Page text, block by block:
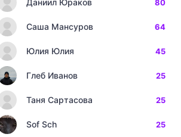
Даниил Юраков 80
Саша Мансуров 64
Юлия Юлия 45
Глеб Иванов 25
Таня Сартасова 25
Sof Sch 25